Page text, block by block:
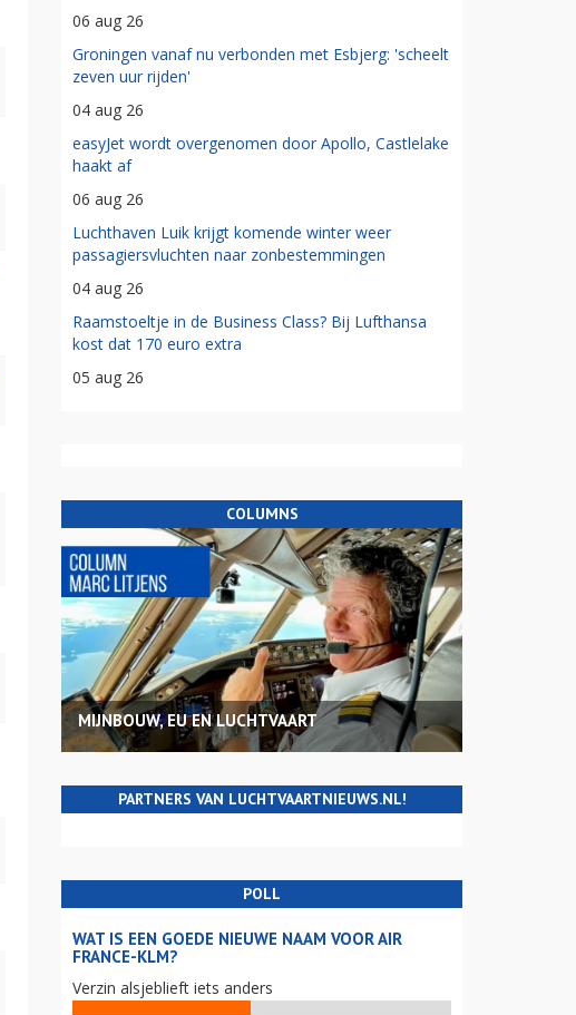
06 aug 26
Groningen vanaf nu verbonden met Esbjerg: 'scheelt
zeven uur rijden'
04 aug 26
easyJet wordt overgenomen door Apollo, Castlelake
haakt af
06 aug 26
Luchthaven Luik krijgt komende winter weer
passagiersvluchten naar zonbestemmingen
04 aug 26
Raamstoeltje in de Business Class? Bij Lufthansa
kost dat 170 euro extra
05 aug 26
COLUMNS
MIJNBOUW, EU EN LUCHTVAART
PARTNERS VAN LUCHTVAARTNIEUWS.NL!
POLL
WAT IS EEN GOEDE NIEUWE NAAM VOOR AIR
FRANCE-KLM?
Verzin alsjeblieft iets anders